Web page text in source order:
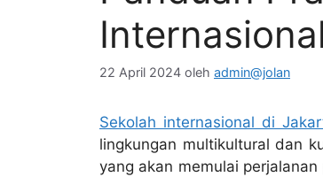
Internasional
22 April 2024 oleh admin@jolan
Sekolah internasional di
lingkungan multikultural dan
yang akan memulai